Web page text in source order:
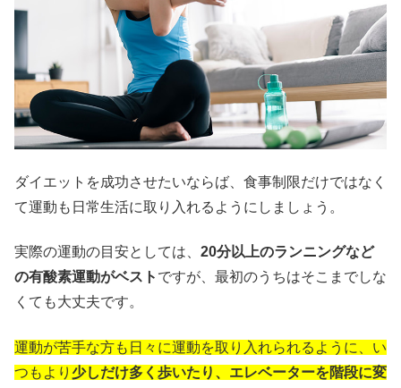
ダイエットを成功させたいならば、食事制限だけではなく
て運動も日常生活に取り入れるようにしましょう。
実際の運動の目安としては、 20分以上のランニングなど
の有酸素運動がベスト ですが、最初のうちはそこまでしな
くても大丈夫です。
運動が苦手な方も日々に運動を取り入れられるように、い
つもより 少しだけ多く歩いたり、エレベーターを階段に変